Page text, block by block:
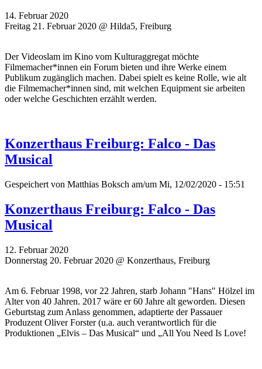
14. Februar 2020
Freitag 21. Februar 2020 @ Hilda5, Freiburg
Der Videoslam im Kino vom Kulturaggregat möchte
Filmemacher*innen ein Forum bieten und ihre Werke einem
Publikum zugänglich machen. Dabei spielt es keine Rolle, wie alt
die Filmemacher*innen sind, mit welchen Equipment sie arbeiten
oder welche Geschichten erzählt werden.
Konzerthaus Freiburg: Falco - Das
Musical
Gespeichert von Matthias Boksch am/um Mi, 12/02/2020 - 15:51
Konzerthaus Freiburg: Falco - Das
Musical
12. Februar 2020
Donnerstag 20. Februar 2020 @ Konzerthaus, Freiburg
Am 6. Februar 1998, vor 22 Jahren, starb Johann "Hans" Hölzel im
Alter von 40 Jahren. 2017 wäre er 60 Jahre alt geworden. Diesen
Geburtstag zum Anlass genommen, adaptierte der Passauer
Produzent Oliver Forster (u.a. auch verantwortlich für die
Produktionen „Elvis – Das Musical“ und „All You Need Is Love!